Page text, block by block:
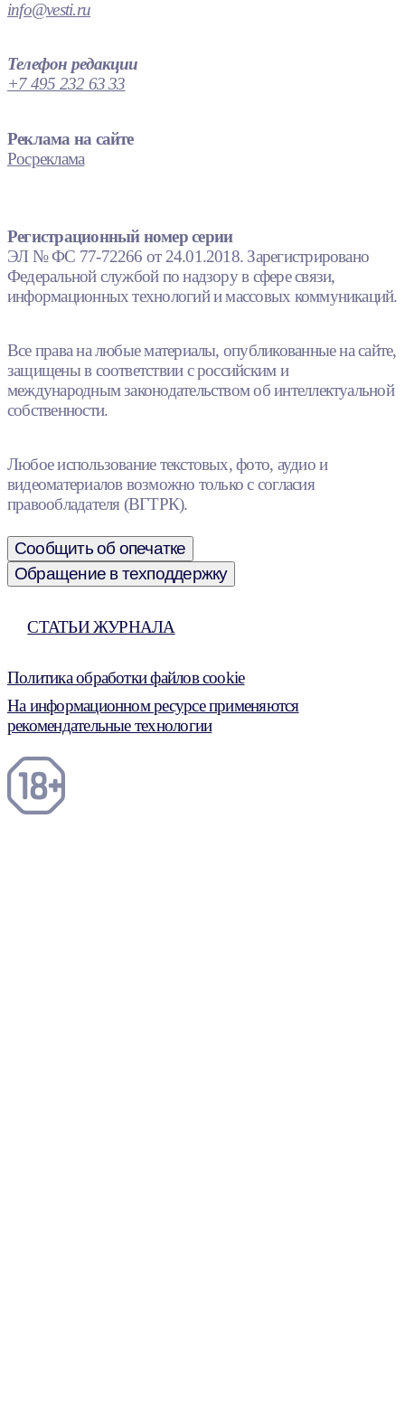
info@vesti.ru
Телефон редакции
+7 495 232 63 33
Реклама на сайте
Росреклама
Регистрационный номер серии
ЭЛ № ФС 77-72266 от 24.01.2018. Зарегистрировано
Федеральной службой по надзору в сфере связи,
информационных технологий и массовых коммуникаций.
Все права на любые материалы, опубликованные на сайте,
защищены в соответствии с российским и
международным законодательством об интеллектуальной
собственности.
Любое использование текстовых, фото, аудио и
видеоматериалов возможно только с согласия
правообладателя (ВГТРК).
Сообщить об опечатке
Обращение в техподдержку
СТАТЬИ ЖУРНАЛА
Политика обработки файлов cookie
На информационном ресурсе применяются
рекомендательные технологии